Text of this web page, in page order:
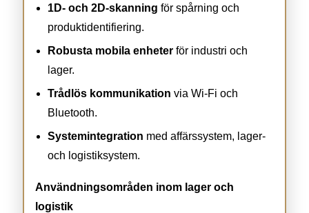
1D- och 2D-skanning för spårning och
produktidentifiering.
Robusta mobila enheter för industri och
lager.
Trådlös kommunikation via Wi-Fi och
Bluetooth.
Systemintegration med affärssystem, lager-
och logistiksystem.
Användningsområden inom lager och
logistik